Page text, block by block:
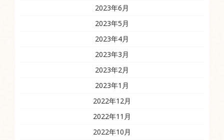
2023年6月
2023年5月
2023年4月
2023年3月
2023年2月
2023年1月
2022年12月
2022年11月
2022年10月